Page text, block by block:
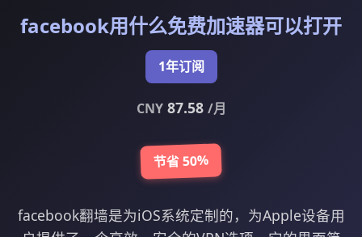
facebook用什么免费加速器可以打开
1年订阅
CNY87.58 /月
节省 50%
facebook翻墙是为iOS系统定制的，为Apple设备用